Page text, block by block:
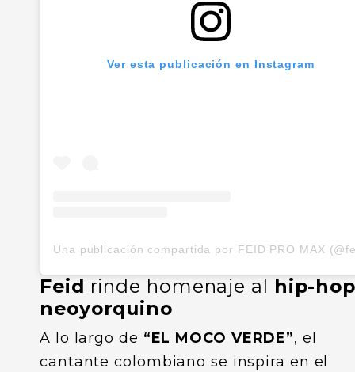
Ver esta publicación en Instagram
Feid rinde homenaje al hip-
neoyorquino
A lo largo de “EL MOCO VERDE”, el
cantante colombiano se inspira en el